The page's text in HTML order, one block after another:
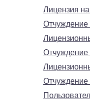
Лицензия
Отчуждение
Отчуждение